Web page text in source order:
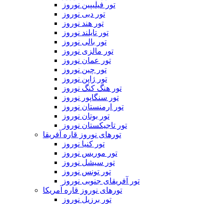
تور فیلیپین نوروز
تور دبی نوروز
تور هند نوروز
تور تایلند نوروز
تور بالی نوروز
تور مالزی نوروز
تور عمان نوروز
تور چین نوروز
تور ژاپن نوروز
تور هنگ کنگ نوروز
تور سنگاپور نوروز
تور ارمنستان نوروز
تور بوتان نوروز
تور تاجیکستان نوروز
تورهای نوروز قاره آفریقا
تور کنیا نوروز
تور موریس نوروز
تور سیشل نوروز
تور تونس نوروز
تور آفریقای جنوبی نوروز
تورهای نوروز قاره آمریکا
تور برزیل نوروز